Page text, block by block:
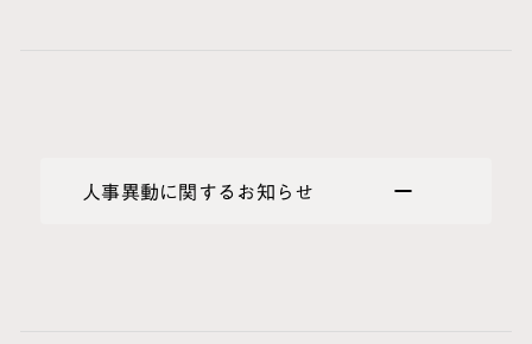
人事異動に関するお知らせ